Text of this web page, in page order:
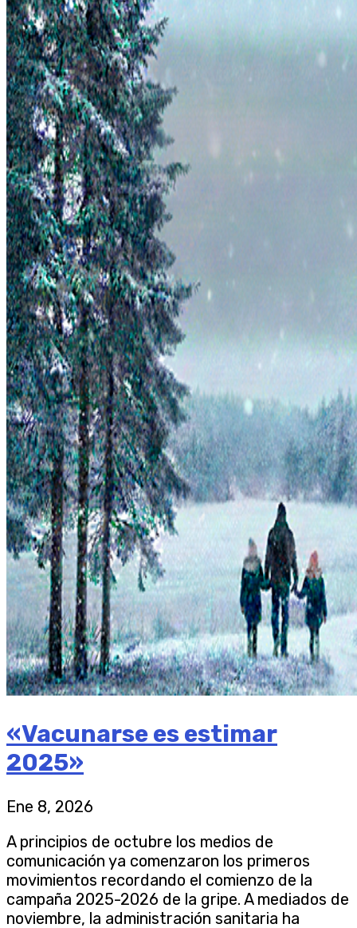
«Vacunarse es estimar
2025»
Ene 8, 2026
A principios de octubre los medios de
comunicación ya comenzaron los primeros
movimientos recordando el comienzo de la
campaña 2025-2026 de la gripe. A mediados de
noviembre, la administración sanitaria ha